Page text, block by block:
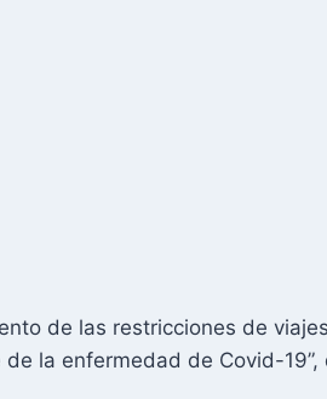
de las restricciones de
la enfermedad de Covid-19”,